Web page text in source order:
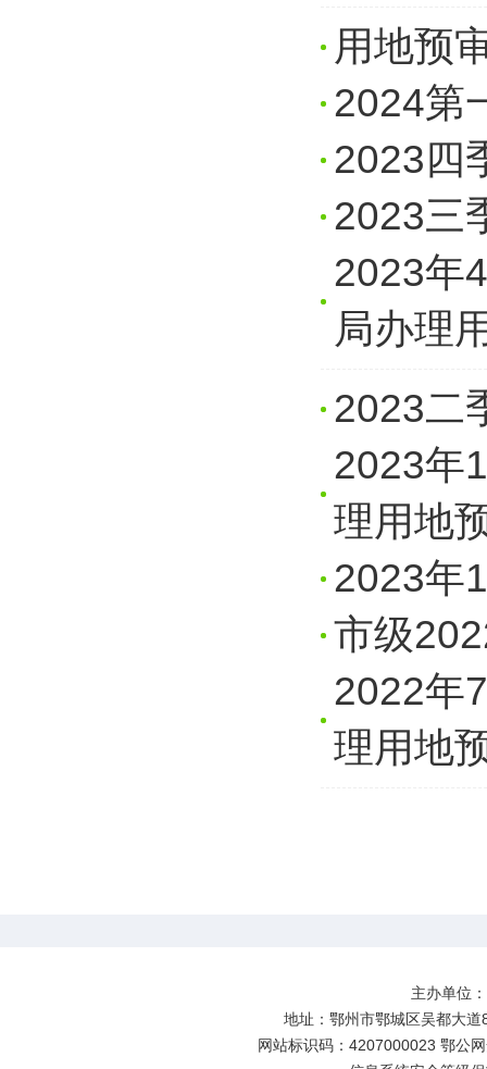
用地预
2024第
2023四
2023三
2023年
局办理
2023二
2023年
理用地
2023年
市级
2022年
理用地
主办单位
地址：鄂州市鄂城区吴都大
网站标识码：4207000023 鄂公